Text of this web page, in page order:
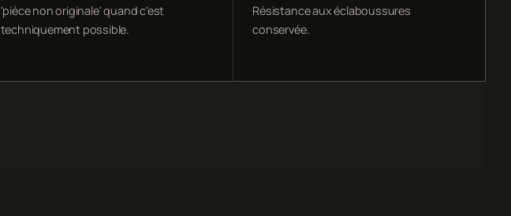
'pièce non originale' quand c'est
techniquement possible.
Résistance aux éclaboussures
conservée.